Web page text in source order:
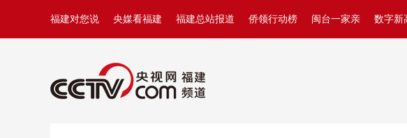
福建对您说 央媒看福建 福建总站报道 侨领行动榜 闽台一家亲 数字新